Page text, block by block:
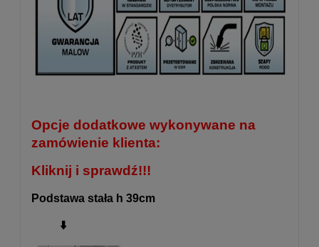
Opcje dodatkowe wykonywane na
zamówienie klienta:
Kliknij i sprawdź!!!
Podstawa stała h 39cm
⬇️